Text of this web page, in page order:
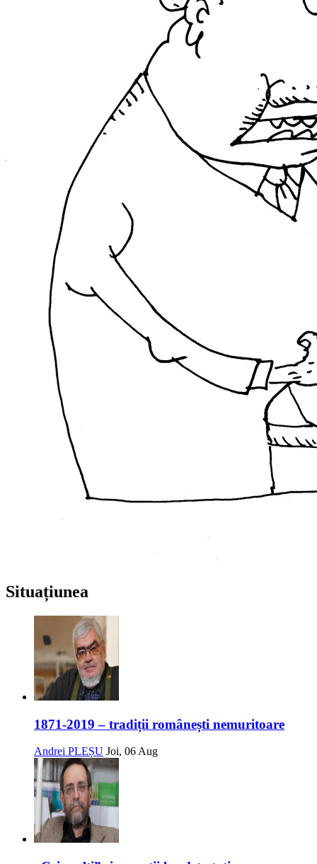
Situațiunea
1871-2019 – tradiții românești nemuritoare
Andrei PLEȘU Joi, 06 Aug